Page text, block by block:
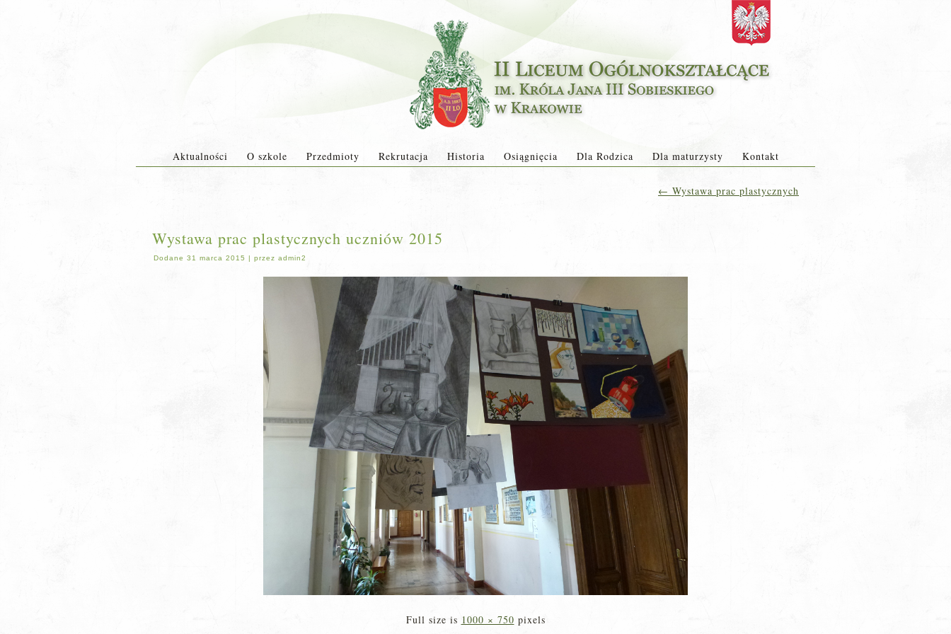
Aktualności O szkole Przedmioty Rekrutacja Historia Osiągnięcia Dla Rodzica Dla maturzysty Kontakt
← Wystawa prac plastycznych
Wystawa prac plastycznych uczniów 2015
Dodane 31 marca 2015 | przez admin2
Full size is 1000 × 750 pixels